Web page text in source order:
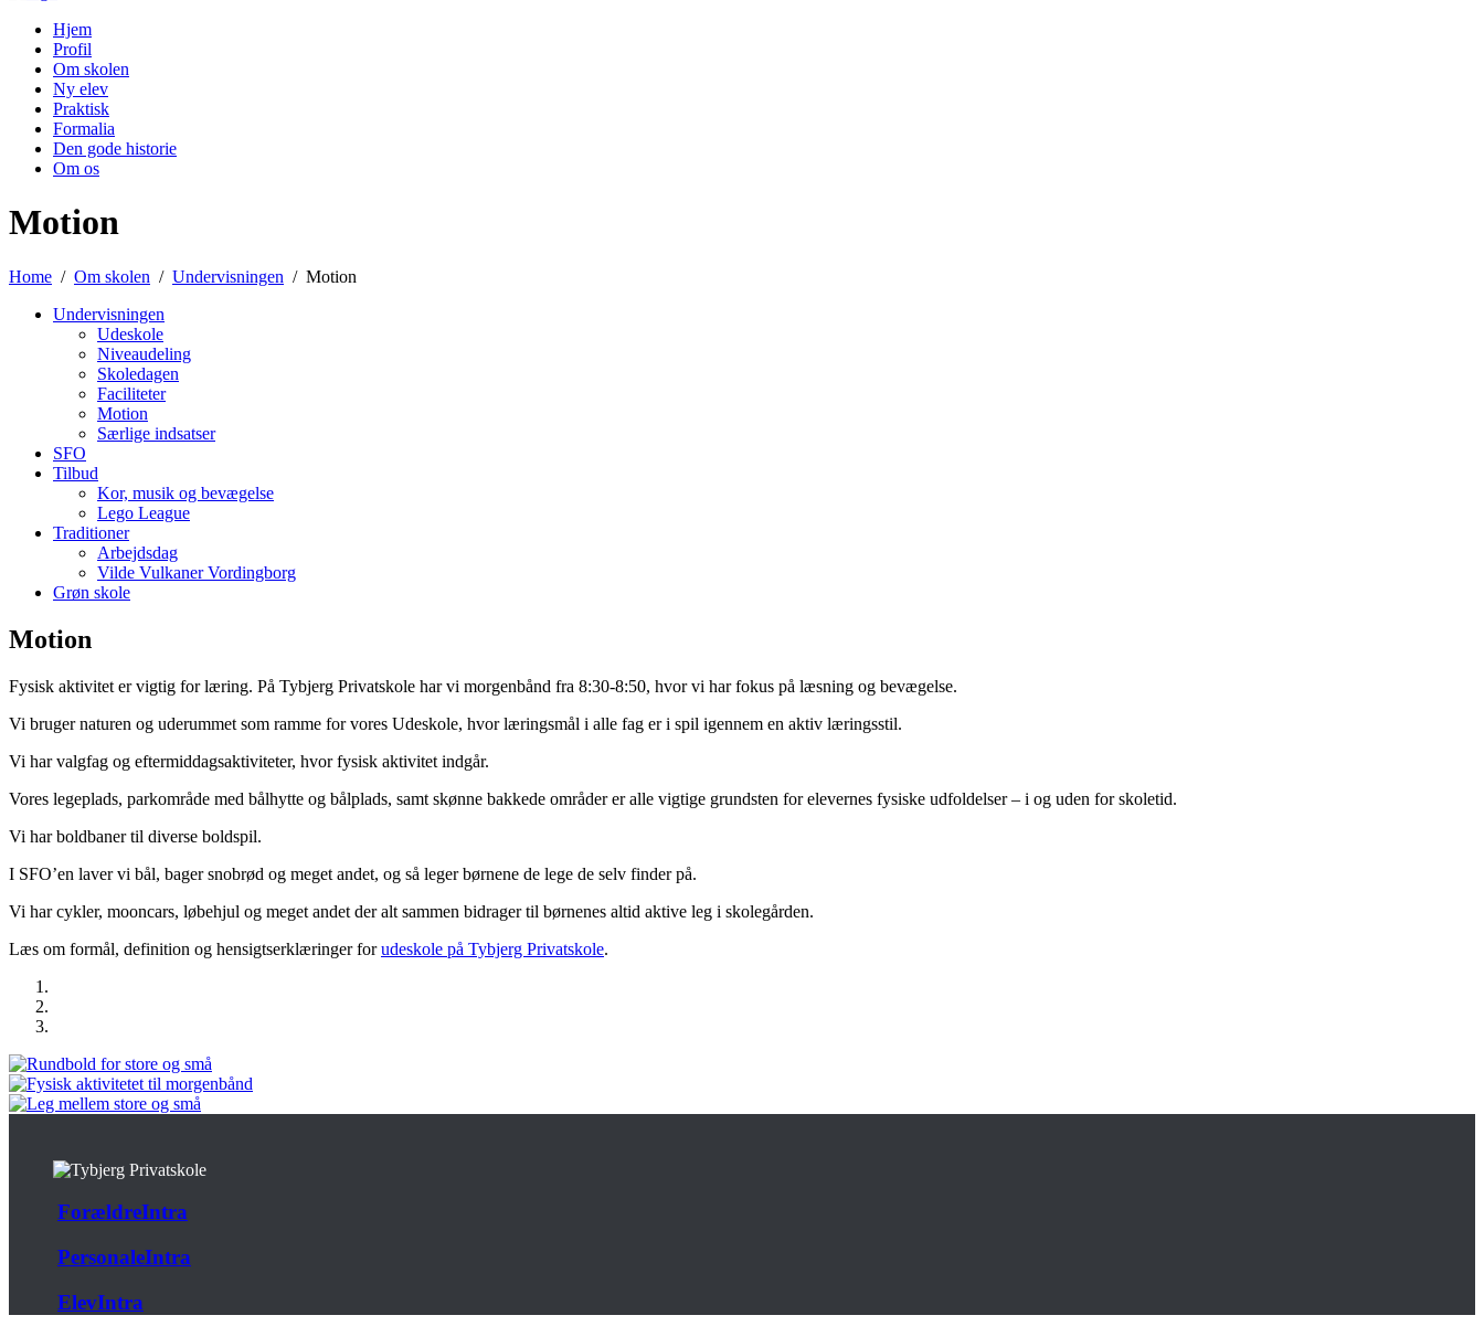
Hjem
Profil
Om skolen
Ny elev
Praktisk
Formalia
Den gode historie
Om os
Motion
Home Om skolen Undervisningen
Motion
Undervisningen
Udeskole
Niveaudeling
Skoledagen
Faciliteter
Motion
Særlige indsatser
SFO
Tilbud
Kor, musik og bevægelse
Lego League
Traditioner
Arbejdsdag
Vilde Vulkaner Vordingborg
Grøn skole
Motion
Fysisk aktivitet er vigtig for læring. På Tybjerg Privatskole har vi morgenbånd fra 8:30-8:50, hvor vi har fokus på læsning og bevægelse.
Vi bruger naturen og uderummet som ramme for vores Udeskole, hvor læringsmål i alle fag er i spil igennem en aktiv læringsstil.
Vi har valgfag og eftermiddagsaktiviteter, hvor fysisk aktivitet indgår.
Vores legeplads, parkområde med bålhytte og bålplads, samt skønne bakkede områder er alle vigtige grundsten for elevernes fysiske udfoldelser – i og uden for skoletid.
Vi har boldbaner til diverse boldspil.
I SFO’en laver vi bål, bager snobrød og meget andet, og så leger børnene de lege de selv finder på.
Vi har cykler, mooncars, løbehjul og meget andet der alt sammen bidrager til børnenes altid aktive leg i skolegården.
Læs om formål, definition og hensigtserklæringer forudeskole på Tybjerg Privatskole.
ForældreIntra
PersonaleIntra
ElevIntra